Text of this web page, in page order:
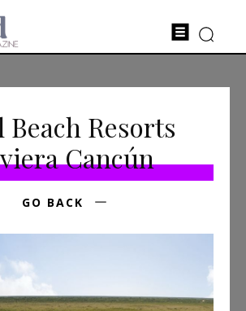
Beach Resorts
Cancún
GO BACK